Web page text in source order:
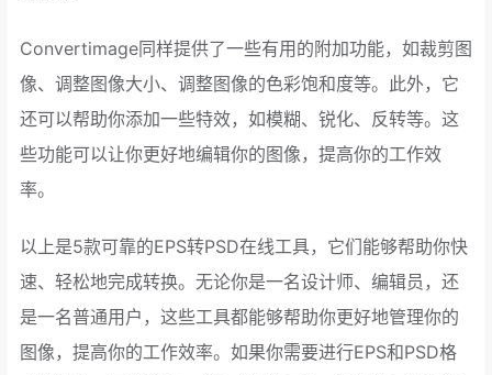
Convertimage同样提供了一些有用的附加功能，如裁剪图
像、调整图像大小、调整图像的色彩饱和度等。此外，它
还可以帮助你添加一些特效，如模糊、锐化、反转等。这
些功能可以让你更好地编辑你的图像，提高你的工作效
率。
以上是5款可靠的EPS转PSD在线工具，它们能够帮助你快
速、轻松地完成转换。无论你是一名设计师、编辑员，还
是一名普通用户，这些工具都能够帮助你更好地管理你的
图像，提高你的工作效率。如果你需要进行EPS和PSD格